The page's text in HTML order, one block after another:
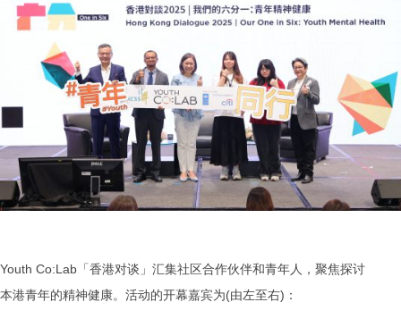
Youth Co:Lab「香港对谈」汇集社区合作伙伴和青年人，聚焦探讨
本港青年的精神健康。活动的开幕嘉宾为(由左至右)：